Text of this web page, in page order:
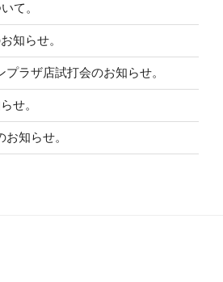
て。
知らせ。
ラザ店試打会のお知らせ。
せ。
知らせ。